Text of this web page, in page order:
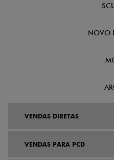
NOVO
VENDAS DIRETAS
VENDAS PARA PCD